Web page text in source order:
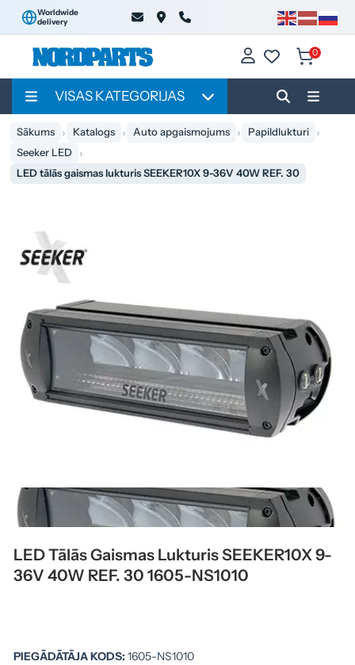
Worldwide
delivery
0
VISAS KATEGORIJAS
Sākums Katalogs Auto apgaismojums
Papildlukturi
Seeker LED
LED tālās gaismas lukturis SEEKER10X 9-36V 40W REF. 30
LED Tālās Gaismas Lukturis SEEKER10X 9-
36V 40W REF. 30 1605-NS1010
PIEGĀDĀTĀJA KODS:1605-NS1010